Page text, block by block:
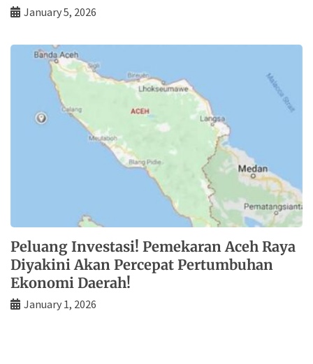
January 5, 2026
Peluang Investasi! Pemekaran Aceh Raya
Diyakini Akan Percepat Pertumbuhan
Ekonomi Daerah!
January 1, 2026